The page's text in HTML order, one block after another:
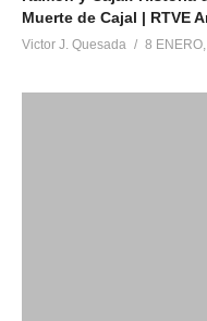
Muerte de Cajal | RTVE
Victor J. Quesada 8